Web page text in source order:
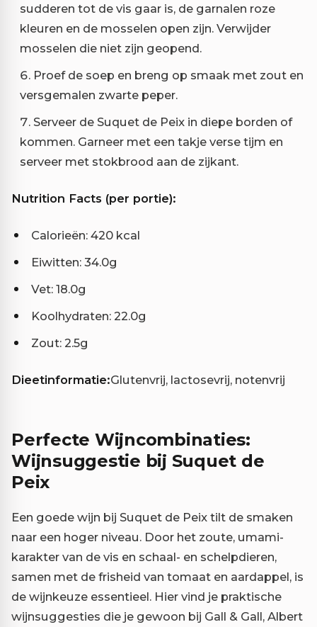
sudderen tot de vis gaar is, de garnalen roze
kleuren en de mosselen open zijn. Verwijder
mosselen die niet zijn geopend.
Proef de soep en breng op smaak met zout en
versgemalen zwarte peper.
Serveer de Suquet de Peix in diepe borden of
kommen. Garneer met een takje verse tijm en
serveer met stokbrood aan de zijkant.
Nutrition Facts (per portie):
Calorieën: 420 kcal
Eiwitten: 34.0g
Vet: 18.0g
Koolhydraten: 22.0g
Zout: 2.5g
Dieetinformatie:Glutenvrij, lactosevrij, notenvrij
Perfecte Wijncombinaties:
Wijnsuggestie bij Suquet de
Peix
Een goede wijn bij Suquet de Peix tilt de smaken
naar een hoger niveau. Door het zoute, umami-
karakter van de vis en schaal- en schelpdieren,
samen met de frisheid van tomaat en aardappel, is
de wijnkeuze essentieel. Hier vind je praktische
wijnsuggesties die je gewoon bij Gall & Gall, Albert